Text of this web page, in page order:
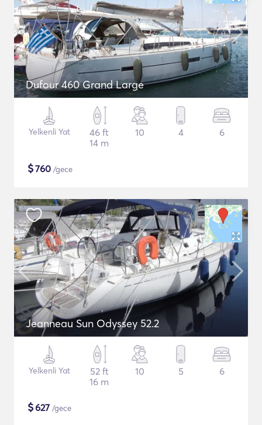
Dufour 460 Grand Large
Yelkenli Yat
46 ft
14 m
10 4 6
$760 /gece
Jeanneau Sun Odyssey 52.2
Yelkenli Yat
52 ft
16 m
10 5 6
$627 /gece